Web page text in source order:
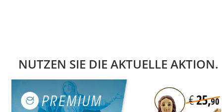
NUTZEN SIE DIE AKTUELLE AKTION.